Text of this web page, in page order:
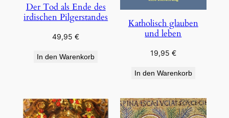
Der Tod als Ende des
irdischen Pilgerstandes
49,95€
In den Warenkorb
Katholisch glauben
und leben
19,95 €
In den Warenkorb